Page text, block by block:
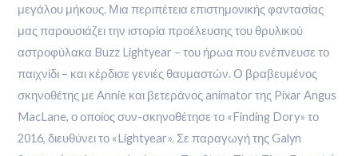
μεγάλου μήκους. Μια περιπέτεια επιστημονικής φαντασίας
μας παρουσιάζει την ιστορία προέλευσης του θρυλικού
αστροφύλακα Buzz Lightyear – του ήρωα που ενέπνευσε το
παιχνίδι – και κέρδισε γενιές θαυμαστών. Ο βραβευμένος
σκηνοθέτης με Annie και βετεράνος animator της Pixar Angus
MacLane, ο οποίος συν-σκηνοθέτησε το «Finding Dory» το
2016, διευθύνει το «Lightyear». Σε παραγωγή της Galyn